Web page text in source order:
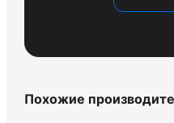
Похожие